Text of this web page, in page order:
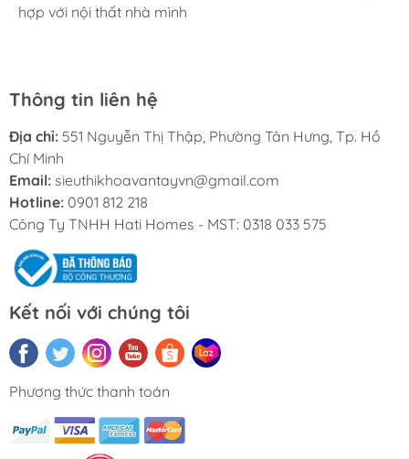
Nhân viên chuyên nghiệp, nhiệt tình. Chúc Hati ngày
hợp với nội thất nhà mình
kĩ thuật lắp đặt rất cận thận và chu đáo
Thông tin liên hệ
Địa chỉ: 551 Nguyễn Thị Thập, Phường Tân Hưng, Tp. Hồ
Chí Minh
Email: sieuthikhoavantayvn@gmail.com
Hotline: 0901 812 218
Công Ty TNHH Hati Homes - MST: 0318 033 575
Kết nối với chúng tôi
Phương thức thanh toán